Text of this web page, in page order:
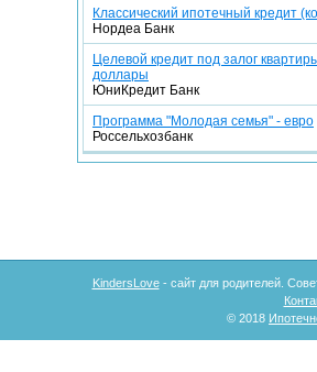
Классический ипотечный кредит
Нордеа Банк
Целевой кредит под залог
доллары
ЮниКредит Банк
Программа "Молодая семья" - евро
Россельхозбанк
KindersLove- сайт для родителей.
© 2018